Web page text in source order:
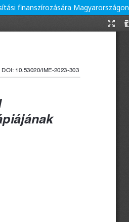
finanszírozására Magyarországon